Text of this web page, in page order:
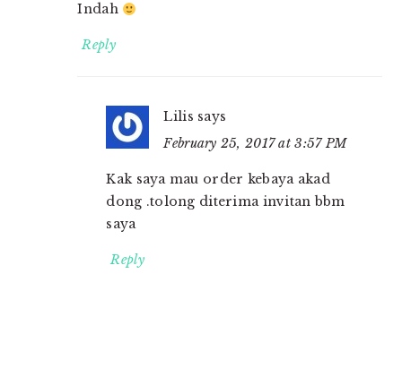
Indah
Reply
Lilis says
February 25, 2017 at 3:57 PM
Kak saya mau order kebaya akad
dong .tolong diterima invitan bbm
saya
Reply